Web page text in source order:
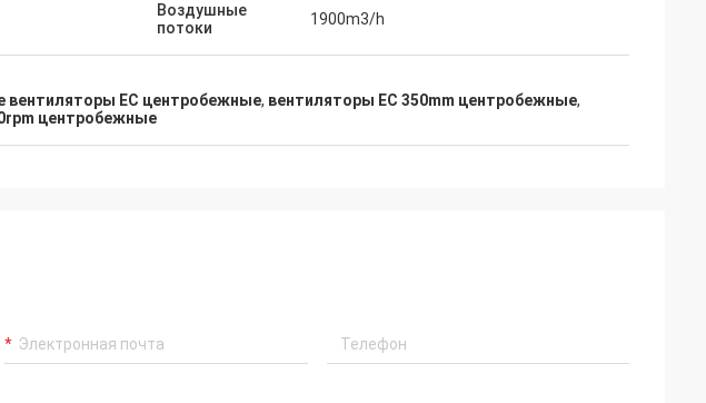
Продукты ОФАН настолько надежное,
хорошее качество, это очень более
прочный лидирующий продукт
Воздушные
потоки
1900m3/h
вентиляторы EC центробежные, вентиляторы EC 350mm центробежные,
центробежные